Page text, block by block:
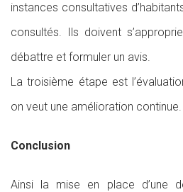
instances consultatives
consultés. Ils doivent
débattre et formuler un avis.
La troisième étape est
on veut une amélioration continue.
Conclusion
Ainsi la mise en place d’une